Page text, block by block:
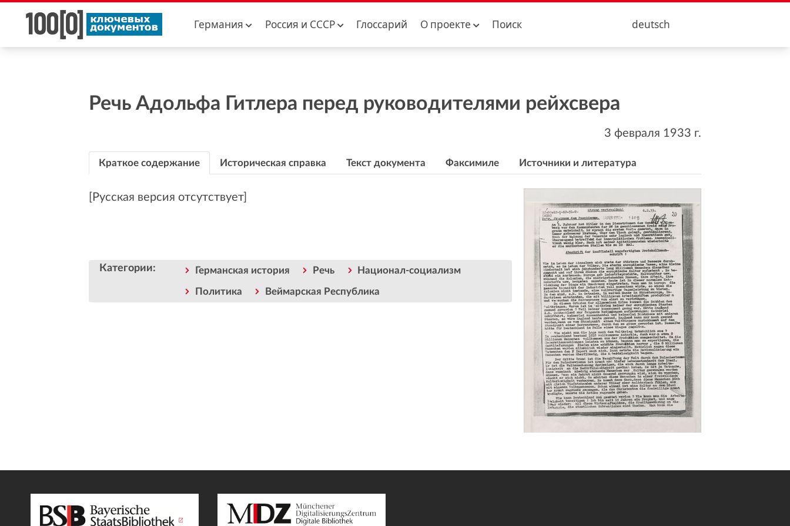
Германия Россия и CCCР Глоссарий О проекте Поиск deutsch
Речь Адольфа Гитлера перед руководителями рейхсвера
3 февраля 1933 г.
Краткое содержание Историческая справка Текст документа Факсимиле Источники и литература
[Русская версия отсутствует]
Категории: Германская история Речь Национал-социализм
Политика Веймарская Республика